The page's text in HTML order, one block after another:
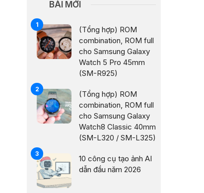
BÀI MỚI
(Tổng hợp) ROM
combination, ROM full
cho Samsung Galaxy
Watch 5 Pro 45mm
(SM-R925)
(Tổng hợp) ROM
combination, ROM full
cho Samsung Galaxy
Watch8 Classic 40mm
(SM-L320 / SM-L325)
10 công cụ tạo ảnh AI
dẫn đầu năm 2026